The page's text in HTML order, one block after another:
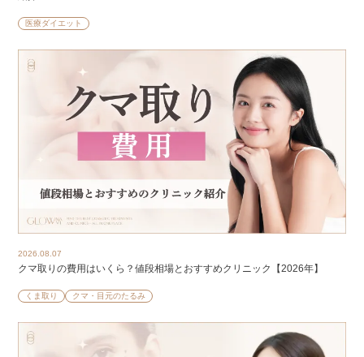
医療ダイエット
2026.08.07
クマ取りの費用はいくら？値段相場とおすすめクリニック【2026年】
くま取り クマ・目元のたるみ